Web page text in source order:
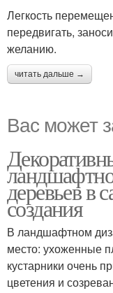
Легкость
передвигать,
желанию.
читать дальше →
Вас может
деревьев в
создания
В ландшафтном
место: ухоженные
кустарники очень
цветения и